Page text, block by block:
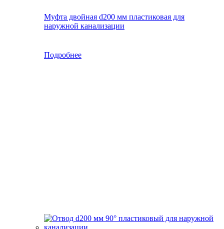
Муфта двойная d200 мм пластиковая для
наружной канализации
Подробнее